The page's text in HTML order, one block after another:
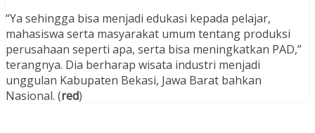
“Ya sehingga bisa menjadi edukasi kepada pelajar,
mahasiswa serta masyarakat umum tentang produksi
perusahaan seperti apa, serta bisa meningkatkan PAD,”
terangnya. Dia berharap wisata industri menjadi
unggulan Kabupaten Bekasi, Jawa Barat bahkan
Nasional. (red)